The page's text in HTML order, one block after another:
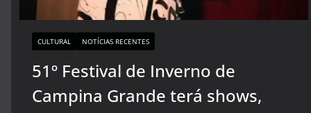
CULTURAL NOTÍCIAS RECENTES
51º Festival de Inverno de
Campina Grande terá shows,